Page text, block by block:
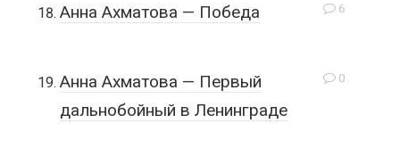
6
Анна Ахматова — Победа
0
Анна Ахматова — Первый
дальнобойный в Ленинграде